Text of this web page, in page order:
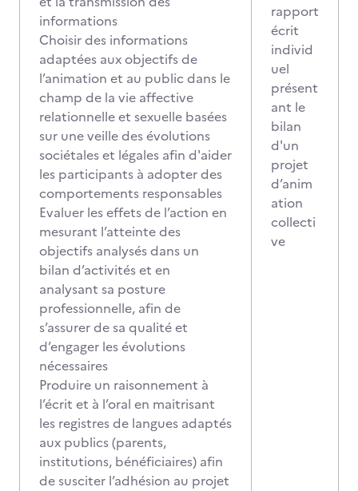
informations
Choisir des informations
adaptées aux objectifs de
l’animation et au public dans le
champ de la vie affective
relationnelle et sexuelle basées
sur une veille des évolutions
sociétales et légales afin d'aider
les participants à adopter des
comportements responsables
Evaluer les effets de l’action en
mesurant l’atteinte des
objectifs analysés dans un
bilan d’activités et en
analysant sa posture
professionnelle, afin de
s’assurer de sa qualité et
d’engager les évolutions
nécessaires
Produire un raisonnement à
l’écrit et à l’oral en maitrisant
les registres de langues adaptés
aux publics (parents,
institutions, bénéficiaires) afin
de susciter l’adhésion au projet
rapport
écrit
individ
uel
présent
ant le
bilan
d'un
projet
d’anim
ation
collecti
ve